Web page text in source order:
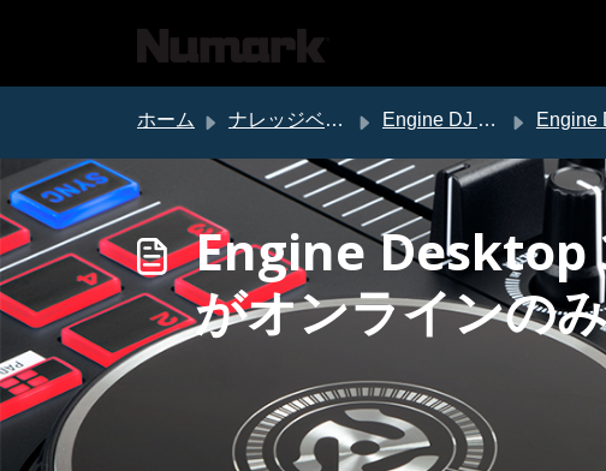
ホーム ナレッジベース Engine DJ サポート Engine DJ | 問題
Engine Desktop
がオンラインの